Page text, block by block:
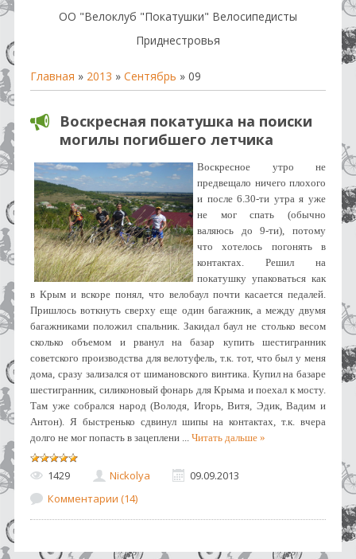
OO "Велоклуб "Покатушки" Велосипедисты
Приднестровья
Главная » 2013 » Сентябрь » 09
Воскресная покатушка на поиски
могилы погибшего летчика
Воскресное утро не
предвещало ничего плохого
и после 6.30-ти утра я уже
не мог спать (обычно
валяюсь до 9-ти), потому
что хотелось погонять в
контактах. Решил на
покатушку упаковаться как
в Крым и вскоре понял, что велобаул почти касается педалей.
Пришлось воткнуть сверху еще один багажник, а между двумя
багажниками положил спальник. Закидал баул не столько весом
сколько объемом и рванул на базар купить шестигранник
советского производства для велотуфель, т.к. тот, что был у меня
дома, сразу зализался от шимановского винтика. Купил на базаре
шестигранник, силиконовый фонарь для Крыма и поехал к мосту.
Там уже собрался народ (Володя, Игорь, Витя, Эдик, Вадим и
Антон). Я быстренько сдвинул шипы на контактах, т.к. вчера
долго не мог попасть в зацеплени ... Читать дальше »
1429 Nickolya
09.09.2013
Комментарии (14)